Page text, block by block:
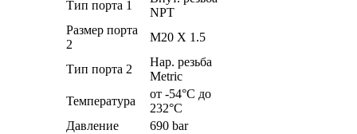
Тип порта 1
NPT
Размер порта
2
M20 X 1.5
Тип порта 2
Нар. резьба
Metric
Температура
от -54°C до
232°C
Давление
690 bar